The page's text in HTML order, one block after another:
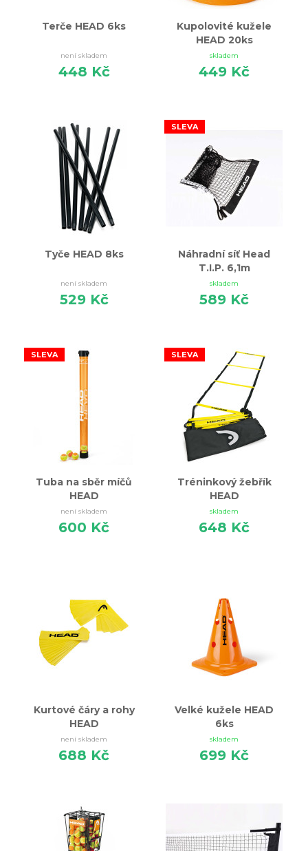
Terče HEAD 6ks
není skladem
448 Kč
Kupolovité kužele
HEAD 20ks
skladem
449 Kč
Tyče HEAD 8ks
není skladem
529 Kč
SLEVA
Náhradní síť Head
T.I.P. 6,1m
skladem
589 Kč
SLEVA
Tuba na sběr míčů
HEAD
není skladem
600 Kč
SLEVA
Tréninkový žebřík
HEAD
skladem
648 Kč
Kurtové čáry a rohy
HEAD
není skladem
688 Kč
Velké kužele HEAD
6ks
skladem
699 Kč